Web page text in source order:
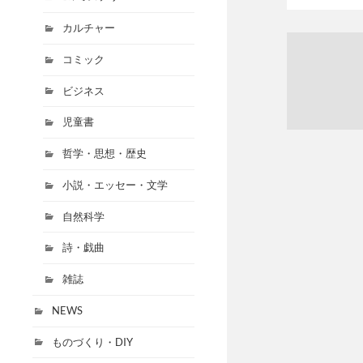
カルチャー
コミック
ビジネス
児童書
哲学・思想・歴史
小説・エッセー・文学
自然科学
詩・戯曲
雑誌
NEWS
ものづくり・DIY